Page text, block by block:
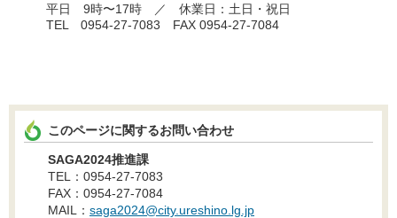
平日 9時〜17時 ／ 休業日：土日・祝日
TEL 0954-27-7083 FAX 0954-27-7084
このページに関するお問い合わせ
SAGA2024推進課
TEL：0954-27-7083
FAX：0954-27-7084
MAIL： saga2024@city.ureshino.lg.jp